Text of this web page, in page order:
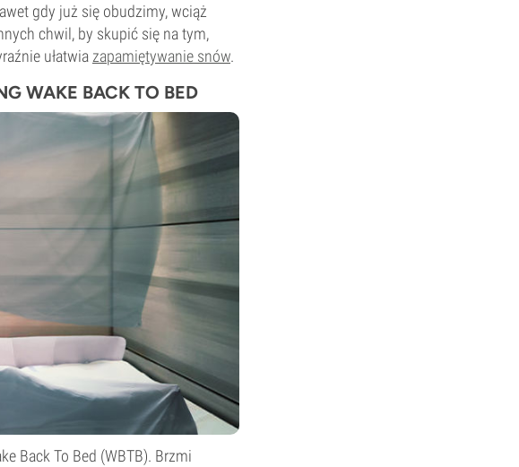
gdy już się obudzimy, wciąż
chwil, by skupić się na tym,
ułatwia zapamiętywanie snów.
WAKE BACK TO BED
Back To Bed (WBTB). Brzmi